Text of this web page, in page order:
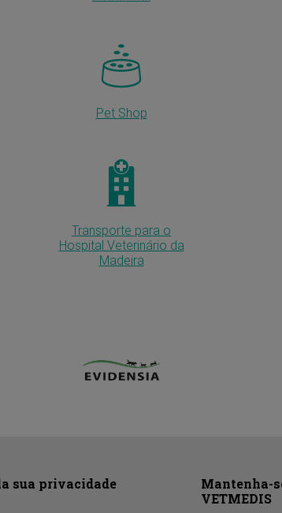
Pet Shop
Transporte para o
Hospital Veterinário da
Madeira
sua privacidade
Mantenha-
VETMEDIS